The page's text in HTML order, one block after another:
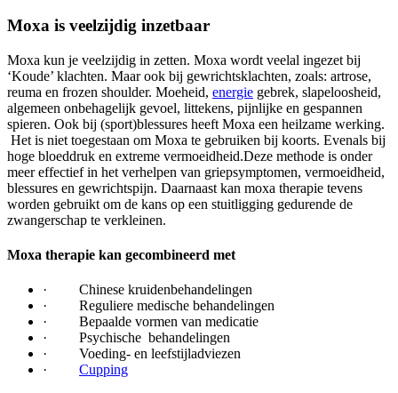
Moxa is veelzijdig inzetbaar
Moxa kun je veelzijdig in zetten. Moxa wordt veelal ingezet bij
‘Koude’ klachten. Maar ook bij gewrichtsklachten, zoals: artrose,
reuma en frozen shoulder. Moeheid, energie gebrek, slapeloosheid,
algemeen onbehagelijk gevoel, littekens, pijnlijke en gespannen
spieren. Ook bij (sport)blessures heeft Moxa een heilzame werking.
Het is niet toegestaan om Moxa te gebruiken bij koorts. Evenals bij
hoge bloeddruk en extreme vermoeidheid.Deze methode is onder
meer effectief in het verhelpen van griepsymptomen, vermoeidheid,
blessures en gewrichtspijn. Daarnaast kan moxa therapie tevens
worden gebruikt om de kans op een stuitligging gedurende de
zwangerschap te verkleinen.
Moxa therapie kan gecombineerd met
· Chinese kruidenbehandelingen
· Reguliere medische behandelingen
· Bepaalde vormen van medicatie
· Psychische behandelingen
· Voeding- en leefstijladviezen
· Cupping